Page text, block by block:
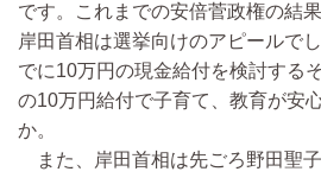
です。これまでの安倍菅政権の結
岸田首相は選挙向けのアピールで
でに10万円の現金給付を検討する
の10万円給付で子育て、教育が安
か。
また、岸田首相は先ごろ野田聖